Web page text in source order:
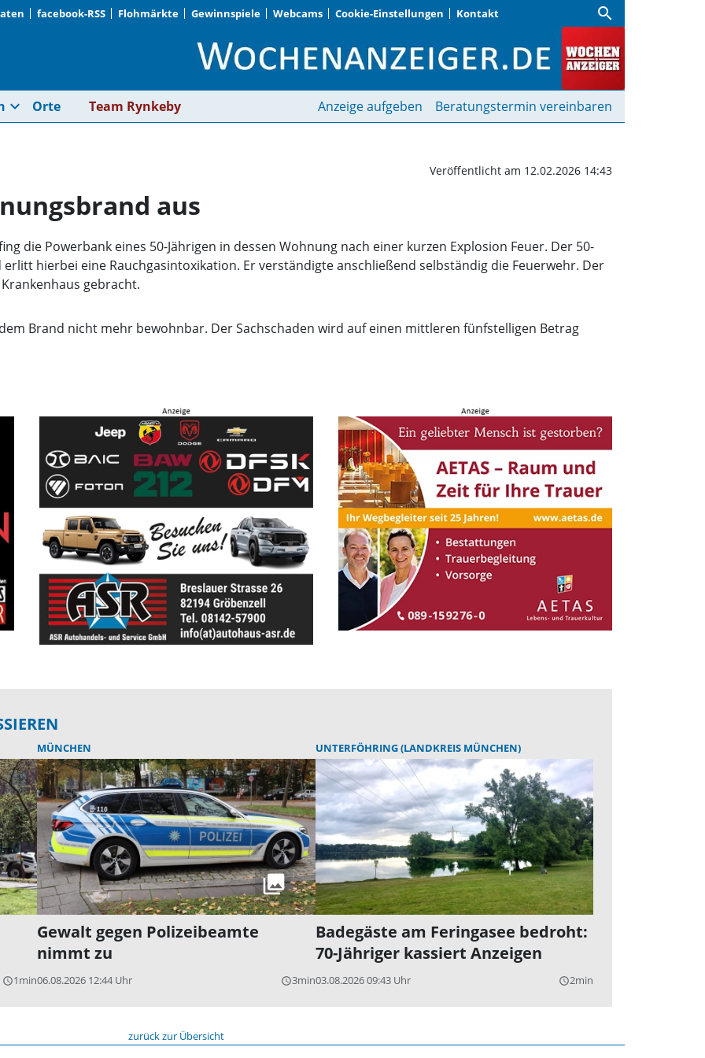
facebook-RSS Flohmärkte Gewinnspiele Webcams Cookie-Einstellungen Kontakt search
Powerbank löst Wohnungsbrand aus |
expand_more Orte Team Rynkeby Anzeige aufgeben Beratungstermin vereinbaren
Veröffentlicht am 12.02.2026 14:43
aus
die Powerbank eines 50-Jährigen in dessen Wohnung nach einer kurzen Explosion Feuer. Der 50-
hierbei eine Rauchgasintoxikation. Er verständigte anschließend selbständig die Feuerwehr. Der
gebracht.
Brand nicht mehr bewohnbar. Der Sachschaden wird auf einen mittleren fünfstelligen Betrag
query_builder1min
MÜNCHEN
Gewalt gegen Polizeibeamte
nimmt zu
06.08.2026 12:44 Uhr query_builder3min
UNTERFÖHRING (LANDKREIS MÜNCHEN)
Badegäste am Feringasee bedroht:
70-Jähriger kassiert Anzeigen
03.08.2026 09:43 Uhr query_builder2min
zurück zur Übersicht